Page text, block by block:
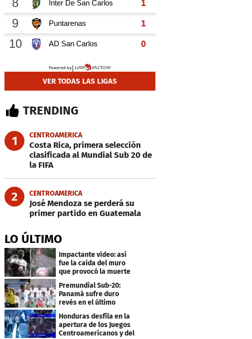
VER TODAS LAS LIGAS
TRENDING
1 CENTROAMERICA
Costa Rica, primera selección
clasificada al Mundial Sub 20 de
la FIFA
2 CENTROAMERICA
José Mendoza se perderá su
primer partido en Guatemala
LO ÚLTIMO
Impactante vídeo: así
fue la caída del muro
que provocó la muerte
de Tássio Maia
Premundial Sub-20:
Panamá sufre duro
revés en el último
minuto y se aleja de 4tos
Honduras desfila en la
apertura de los Juegos
Centroamericanos y del